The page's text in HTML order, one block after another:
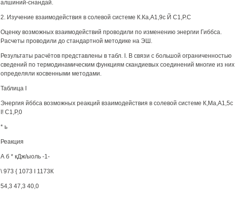
алшиний-снандай.
2. Изучение взаимодействия в солевой системе К.Ка,А1,9с Й С1,Р.С
Оценку возможных взаимодействий проводили по изменению энергии Гиббса.
Расчеты проводили до стандартной методике на ЭШ.
Результаты расчётов представлены в табл. I. В связи с большой ограниченностью
сведений по термодинамическим функциям скандиевых соединений многие из них
определяли косвенными методами.
Таблица I
Энергия йббса возможных реакций взаимодействия в солевой системе К,Ма,А1,5с
I! С1,Р,0
* ь
Реакция
А б * кДж/ыоль -1-
\ 973 { 1073 I 1173К
54,3 47,3 40,0